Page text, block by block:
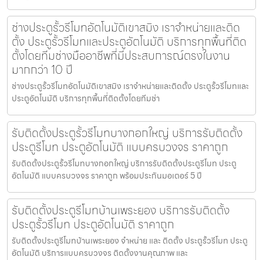
ช่างประตูรั้วรีโมทอัตโนมัติเขาสมิง เราจำหน่ายและติด
ตั้ง ประตูรั้วรีโมทและประตูอัตโนมัติ บริการทุกพื้นที่ติด
ตั้งโดยทีมช่างมืออาชีพที่มีประสบการณ์ตรงในงาน
มากกว่า 10 ปี
ช่างประตูรั้วรีโมทอัตโนมัติเขาสมิง เราจำหน่ายและติดตั้ง ประตูรั้วรีโมทและ
ประตูอัตโนมัติ บริการทุกพื้นที่ติดตั้งโดยทีมช่า
รับติดตั้งประตูรั้วรีโมทบางกอกใหญ่ บริการรับติดตั้ง
ประตูรีโมท ประตูอัตโนมัติ แบบครบวงจร ราคาถูก
รับติดตั้งประตูรั้วรีโมทบางกอกใหญ่ บริการรับติดตั้งประตูรีโมท ประตู
อัตโนมัติ แบบครบวงจร ราคาถูก พร้อมประกันมอเตอร์ 5 ปี
รับติดตั้งประตูรีโมทบ้านเพระยอง บริการรับติดตั้ง
ประตูรั้วรีโมท ประตูอัตโนมัติ ราคาถูก
รับติดตั้งประตูรีโมทบ้านเพระยอง จำหน่าย และ ติดตั้ง ประตูรั้วรีโมท ประตู
อัตโนมัติ บริการแบบครบวงจร ติดตั้งงานคุณภาพ และ